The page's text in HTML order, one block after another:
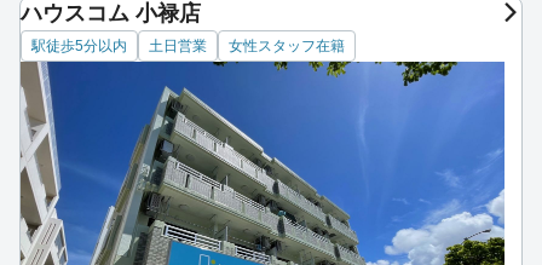
ハウスコム 小禄店
駅徒歩5分以内 土日営業 女性スタッフ在籍